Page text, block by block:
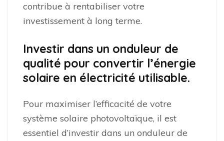
contribue à rentabiliser votre
investissement à long terme.
Investir dans un onduleur de
qualité pour convertir l’énergie
solaire en électricité utilisable.
Pour maximiser l’efficacité de votre
système solaire photovoltaïque, il est
essentiel d’investir dans un onduleur de